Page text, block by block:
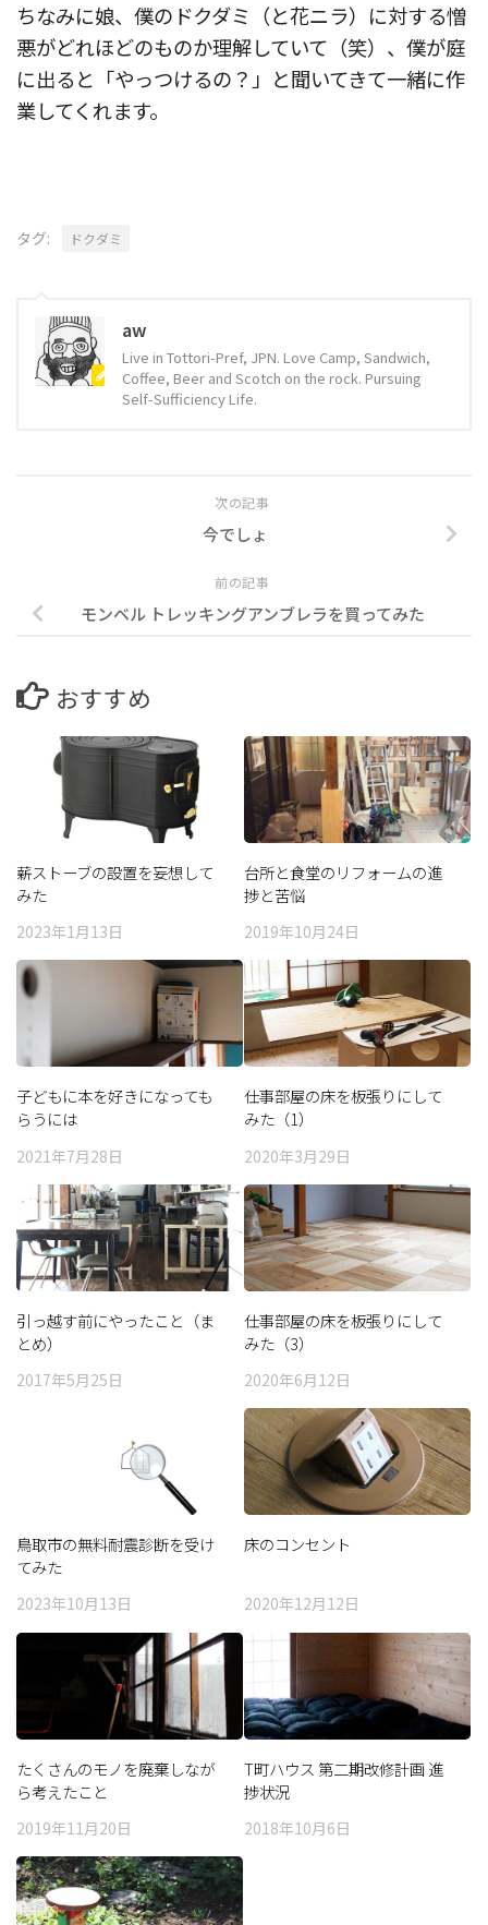
ちなみに娘、僕のドクダミ（と花ニラ）に対する憎
悪がどれほどのものか理解していて（笑）、僕が庭
に出ると「やっつけるの？」と聞いてきて一緒に作
業してくれます。
タグ: ドクダミ
aw
Live in Tottori-Pref, JPN. Love Camp, Sandwich,
Coffee, Beer and Scotch on the rock. Pursuing
Self-Sufficiency Life.
次の記事
今でしょ
前の記事
モンベル トレッキングアンブレラを買ってみた
おすすめ
薪ストーブの設置を妄想して
みた
2023年1月13日
台所と食堂のリフォームの進
捗と苦悩
2019年10月24日
子どもに本を好きになっても
らうには
2021年7月28日
仕事部屋の床を板張りにして
みた（1）
2020年3月29日
引っ越す前にやったこと（ま
とめ）
2017年5月25日
仕事部屋の床を板張りにして
みた（3）
2020年6月12日
鳥取市の無料耐震診断を受け
てみた
2023年10月13日
床のコンセント
2020年12月12日
たくさんのモノを廃棄しなが
ら考えたこと
2019年11月20日
T町ハウス 第二期改修計画 進
捗状況
2018年10月6日